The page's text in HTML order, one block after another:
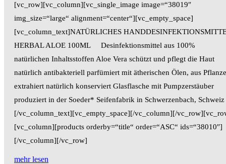
[vc_row][vc_column][vc_single_image image=“38019″
img_size=“large“ alignment=“center“][vc_empty_space]
[vc_column_text]NATÜRLICHES
HERBAL ALOE 100ML Desinfektionsmittel aus 100%
natürlichen Inhaltsstoffen Aloe Vera schützt und pflegt die Haut
natürlich antibakteriell parfümiert mit ätherischen Ölen, aus
extrahiert natürlich konserviert Glasflasche mit Pumpzerstäuber
produziert in der Soeder* Seifenfabrik in Schwerzenbach, Schweiz
[/vc_column_text][vc_empty_space][/vc_column][/
[vc_column][products orderby=“title“ order=“ASC“ ids=“38010″]
[/vc_column][/vc_row]
mehr lesen